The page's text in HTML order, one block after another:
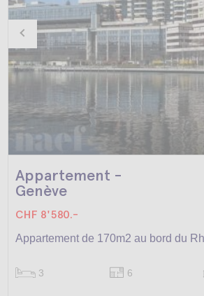
Appartement -
Genève
CHF 8'580.-
Appartement de 170m2 au bord du
3 6